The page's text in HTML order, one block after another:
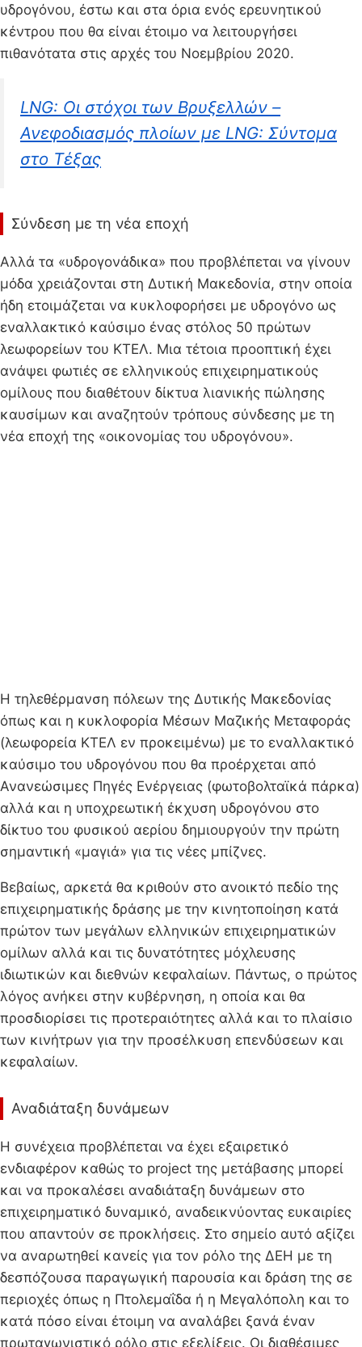
υδρογόνου, έστω και στα όρια ενός ερευνητικού
κέντρου που θα είναι έτοιμο να λειτουργήσει
πιθανότατα στις αρχές του Νοεμβρίου 2020.
LNG: Oι στόχοι των Βρυξελλών –
Ανεφοδιασμός πλοίων με LNG: Σύντομα
στο Τέξας
Σύνδεση με τη νέα εποχή
Αλλά τα «υδρογονάδικα» που προβλέπεται να γίνουν
μόδα χρειάζονται στη Δυτική Μακεδονία, στην οποία
ήδη ετοιμάζεται να κυκλοφορήσει με υδρογόνο ως
εναλλακτικό καύσιμο ένας στόλος 50 πρώτων
λεωφορείων του ΚΤΕΛ. Μια τέτοια προοπτική έχει
ανάψει φωτιές σε ελληνικούς επιχειρηματικούς
ομίλους που διαθέτουν δίκτυα λιανικής πώλησης
καυσίμων και αναζητούν τρόπους σύνδεσης με τη
νέα εποχή της «οικονομίας του υδρογόνου».
Η τηλεθέρμανση πόλεων της Δυτικής Μακεδονίας
όπως και η κυκλοφορία Μέσων Μαζικής Μεταφοράς
(λεωφορεία ΚΤΕΛ εν προκειμένω) με το εναλλακτικό
καύσιμο του υδρογόνου που θα προέρχεται από
Ανανεώσιμες Πηγές Ενέργειας (φωτοβολταϊκά πάρκα)
αλλά και η υποχρεωτική έκχυση υδρογόνου στο
δίκτυο του φυσικού αερίου δημιουργούν την πρώτη
σημαντική «μαγιά» για τις νέες μπίζνες.
Βεβαίως, αρκετά θα κριθούν στο ανοικτό πεδίο της
επιχειρηματικής δράσης με την κινητοποίηση κατά
πρώτον των μεγάλων ελληνικών επιχειρηματικών
ομίλων αλλά και τις δυνατότητες μόχλευσης
ιδιωτικών και διεθνών κεφαλαίων. Πάντως, ο πρώτος
λόγος ανήκει στην κυβέρνηση, η οποία και θα
προσδιορίσει τις προτεραιότητες αλλά και το πλαίσιο
των κινήτρων για την προσέλκυση επενδύσεων και
κεφαλαίων.
Αναδιάταξη δυνάμεων
Η συνέχεια προβλέπεται να έχει εξαιρετικό
ενδιαφέρον καθώς το project της μετάβασης μπορεί
και να προκαλέσει αναδιάταξη δυνάμεων στο
επιχειρηματικό δυναμικό, αναδεικνύοντας ευκαιρίες
που απαντούν σε προκλήσεις. Στο σημείο αυτό αξίζει
να αναρωτηθεί κανείς για τον ρόλο της ΔΕΗ με τη
δεσπόζουσα παραγωγική παρουσία και δράση της σε
περιοχές όπως η Πτολεμαΐδα ή η Μεγαλόπολη και το
κατά πόσο είναι έτοιμη να αναλάβει ξανά έναν
πρωταγωνιστικό ρόλο στις εξελίξεις. Οι διαθέσιμες